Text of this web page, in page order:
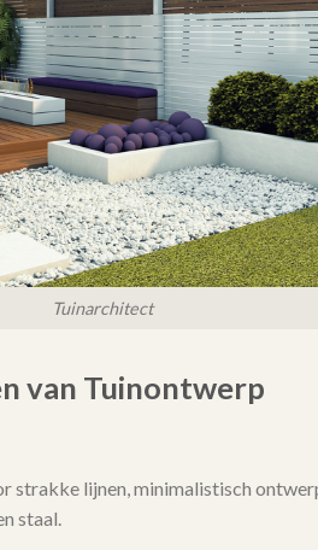
Tuinarchitect
van Tuinontwerp
strakke lijnen, minimalistisch
staal.